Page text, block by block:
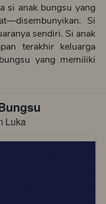
Si
sendiri. Si anak
terakhir keluarga
yang memiliki
Luka